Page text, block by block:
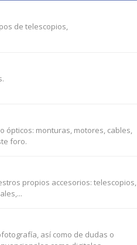
de telescopios,
ópticos: monturas, motores, cables,
foro.
propios accesorios: telescopios,
así como de dudas o